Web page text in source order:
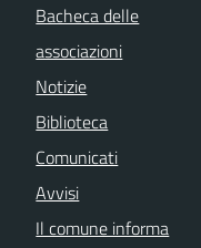
Bacheca delle
associazioni
Notizie
Biblioteca
Comunicati
Avvisi
Il comune informa